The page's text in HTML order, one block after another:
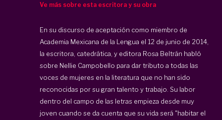
Ve más sobre esta escritora y su obra
En su discurso de aceptación como miembro de
Academia Mexicana de la Lengua el 12 de junio de 2014,
la escritora, catedrática, y editora Rosa Beltrán habló
sobre Nellie Campobello para dar tributo a todas las
voces de mujeres en la literatura que no han sido
reconocidas por su gran talento y trabajo. Su labor
dentro del campo de las letras empieza desde muy
joven cuando se da cuenta que su vida será "habitar el